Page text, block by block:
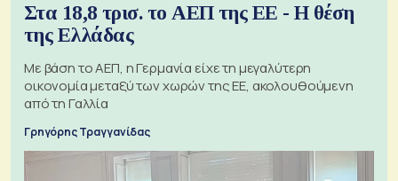
Στα 18,8 τρισ. το ΑΕΠ της ΕΕ - Η θέση
της Ελλάδας
Με βάση το ΑΕΠ, η Γερμανία είχε τη μεγαλύτερη
οικονομία μεταξύ των χωρών της ΕΕ, ακολουθούμενη
από τη Γαλλία
Γρηγόρης Τραγγανίδας